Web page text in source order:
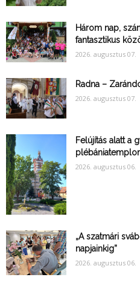
Három nap,
fantasztikus
2026. augusztus 07.
Radna –
2026. augusztus 07.
Felújítás alatt a
2026. augusztus 06.
„A szatmári
napjainkig”
2026. augusztus 06.